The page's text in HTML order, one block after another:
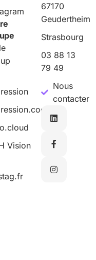
Vision
67170
Geudertheim
Strasbourg
03 88 13
79 49
Nous
contacter